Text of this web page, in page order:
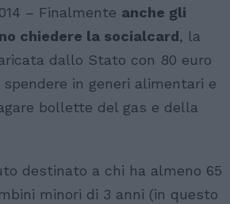
– Finalmente anche gli
chiedere la socialcard, la
dallo Stato con 80 euro
in generi alimentari e
bollette del gas e della
destinato a chi ha almeno 65
minori di 3 anni (in questo